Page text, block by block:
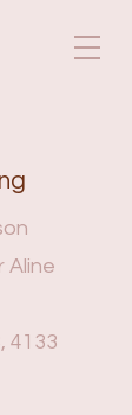
Aline
4133